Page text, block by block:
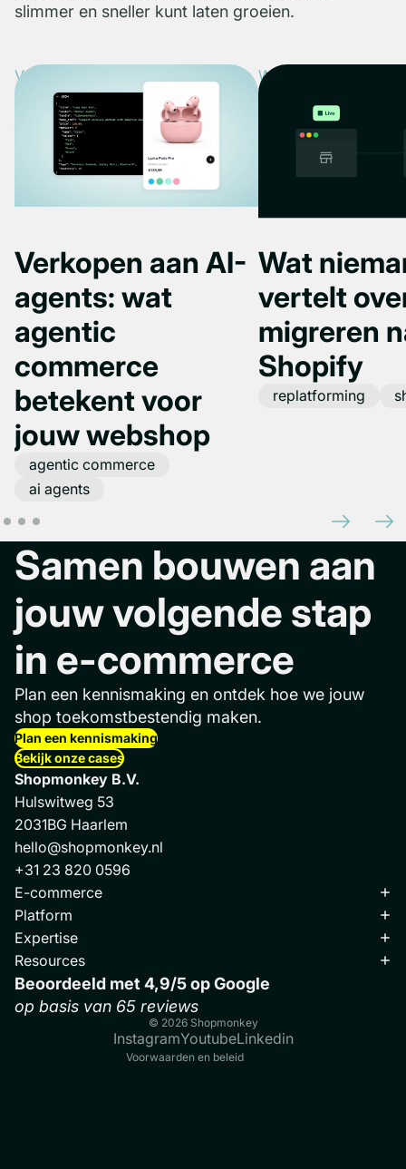
slimmer en sneller kunt laten groeien.
Verkopen aan AI-agents: wat
agentic commerce betekent voor
jouw webshop
Verkopen aan AI-
agents: wat
agentic
commerce
betekent voor
jouw webshop
agentic commerce
ai agents
Wat niemand je
migreren naar
Wat
vertelt
migreren
Shopify
replatforming
Samen bouwen aan
jouw volgende stap
in e-commerce
Plan een kennismaking en ontdek hoe we jouw
shop toekomstbestendig maken.
Plan een kennismaking
Bekijk onze cases
Shopmonkey B.V.
Hulswitweg 53
2031BG Haarlem
hello@shopmonkey.nl
+31 23 820 0596
E-commerce
Platform
Expertise
Resources
Beoordeeld met 4,9/5 opGoogle
op basis van 65 reviews
© 2026 Shopmonkey
InstagramYoutubeLinkedin
Voorwaarden en beleid
Algemene voorwaarden
Disclaimer